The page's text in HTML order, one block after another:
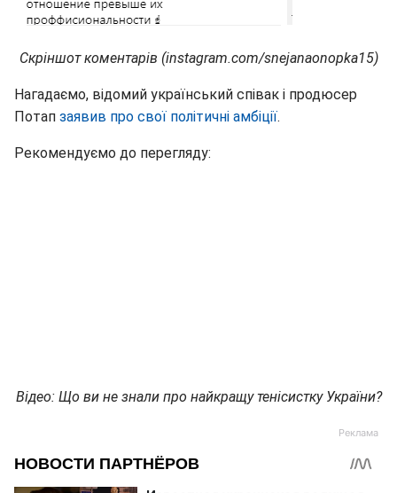
Скріншот коментарів (instagram.com/snejanaonopka15)
Нагадаємо, відомий український співак і продюсер
Потап заявив про свої політичні амбіції.
Рекомендуємо до перегляду:
Відео: Що ви не знали про найкращу тенісистку України?